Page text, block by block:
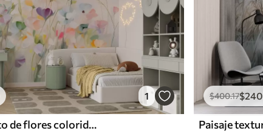
1
Campo abstracto de flores coloridas con tallos largos y hojas verdes, texturizado, colores pastel y claros
$400.17$240